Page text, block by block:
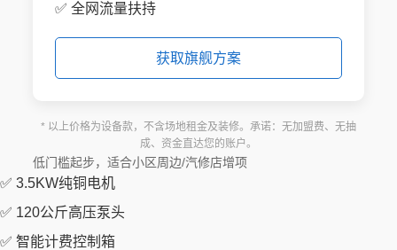
✅ 全网流量扶持
获取旗舰方案
* 以上价格为设备款，不含场地租金及装修。承诺：无加盟费、无抽
成、资金直达您的账户。
低门槛起步，适合小区周边/汽修店增项
✅ 3.5KW纯铜电机
✅ 120公斤高压泵头
✅ 智能计费控制箱